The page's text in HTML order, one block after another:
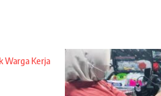
Warga Kerja